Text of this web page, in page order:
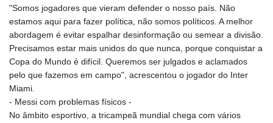
"Somos jogadores que vieram defender o nosso país. Não
estamos aqui para fazer política, não somos políticos. A melhor
abordagem é evitar espalhar desinformação ou semear a divisão.
Precisamos estar mais unidos do que nunca, porque conquistar a
Copa do Mundo é difícil. Queremos ser julgados e aclamados
pelo que fazemos em campo", acrescentou o jogador do Inter
Miami.
- Messi com problemas físicos -
No âmbito esportivo, a tricampeã mundial chega com vários